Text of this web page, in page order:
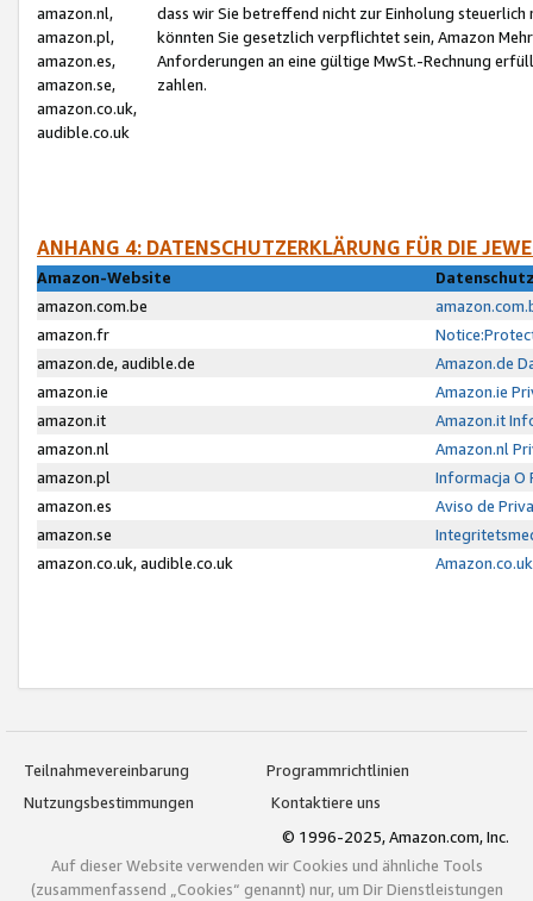
amazon.nl,
amazon.pl,
amazon.es,
amazon.se,
amazon.co.uk,
audible.co.uk
dass wir Sie betreffend nicht zur Einholung
könnten Sie gesetzlich verpflichtet sein, Amazon
Anforderungen an eine gültige MwSt.-Rechnung
zahlen.
ANHANG 4: DATENSCHUTZERKLÄRUNG FÜR DIE
Amazon-Website
amazon.com.be
amazon.fr
amazon.de, audible.de
Amazon.de
amazon.ie
Amazon.ie
amazon.it
Amazon.it
amazon.nl
Amazon.nl
amazon.pl
Informacja O
amazon.es
Aviso de
amazon.se
amazon.co.uk, audible.co.uk
Teilnahmevereinbarung
Programmrichtlinien
Nutzungsbestimmungen
Kontaktiere uns
© 1996-2025, Amazon.com, Inc.
Auf dieser Website verwenden wir Cookies und ähnliche Tools
(zusammenfassend „Cookies“ genannt) nur, um Dir Dienstleistungen